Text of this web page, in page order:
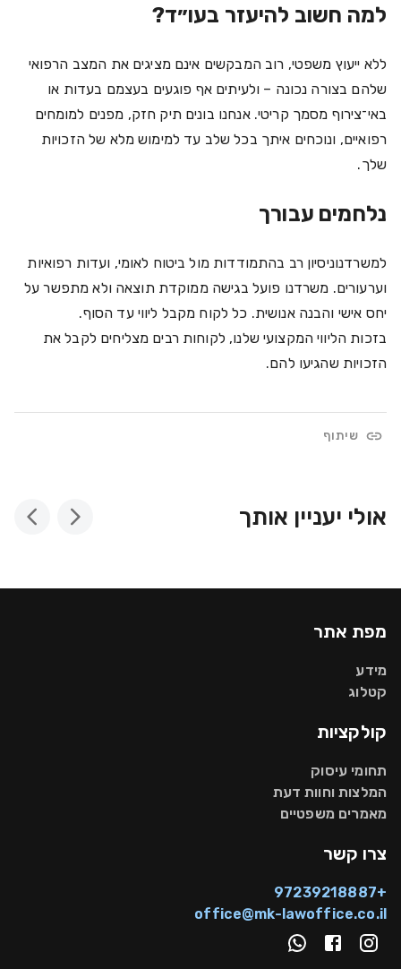
למה חשוב להיעזר בעו״ד?
ללא ייעוץ משפטי, רוב המבקשים אינם מציגים את המצב הרפואי
שלהם בצורה נכונה – ולעיתים אף פוגעים בעצמם בעדות או
באי־צירוף מסמך קריטי. אנחנו בונים תיק חזק, מפנים למומחים
רפואיים, ונוכחים איתך בכל שלב עד למימוש מלא של הזכויות
שלך.
נלחמים עבורך
למשרדנוניסיון רב בהתמודדות מול ביטוח לאומי, ועדות רפואיות
וערעורים. משרדנו פועל בגישה ממוקדת תוצאה ולא מתפשר על
יחס אישי והבנה אנושית. כל לקוח מקבל ליווי עד הסוף.
בזכות הליווי המקצועי שלנו, לקוחות רבים מצליחים לקבל את
הזכויות שהגיעו להם.
שיתוף
אולי יעניין אותך
מפת אתר
מידע
קטלוג
קולקציות
תחומי עיסוק
המלצות וחוות דעת
מאמרים משפטיים
צרו קשר
+97239218887
office@mk-lawoffice.co.il